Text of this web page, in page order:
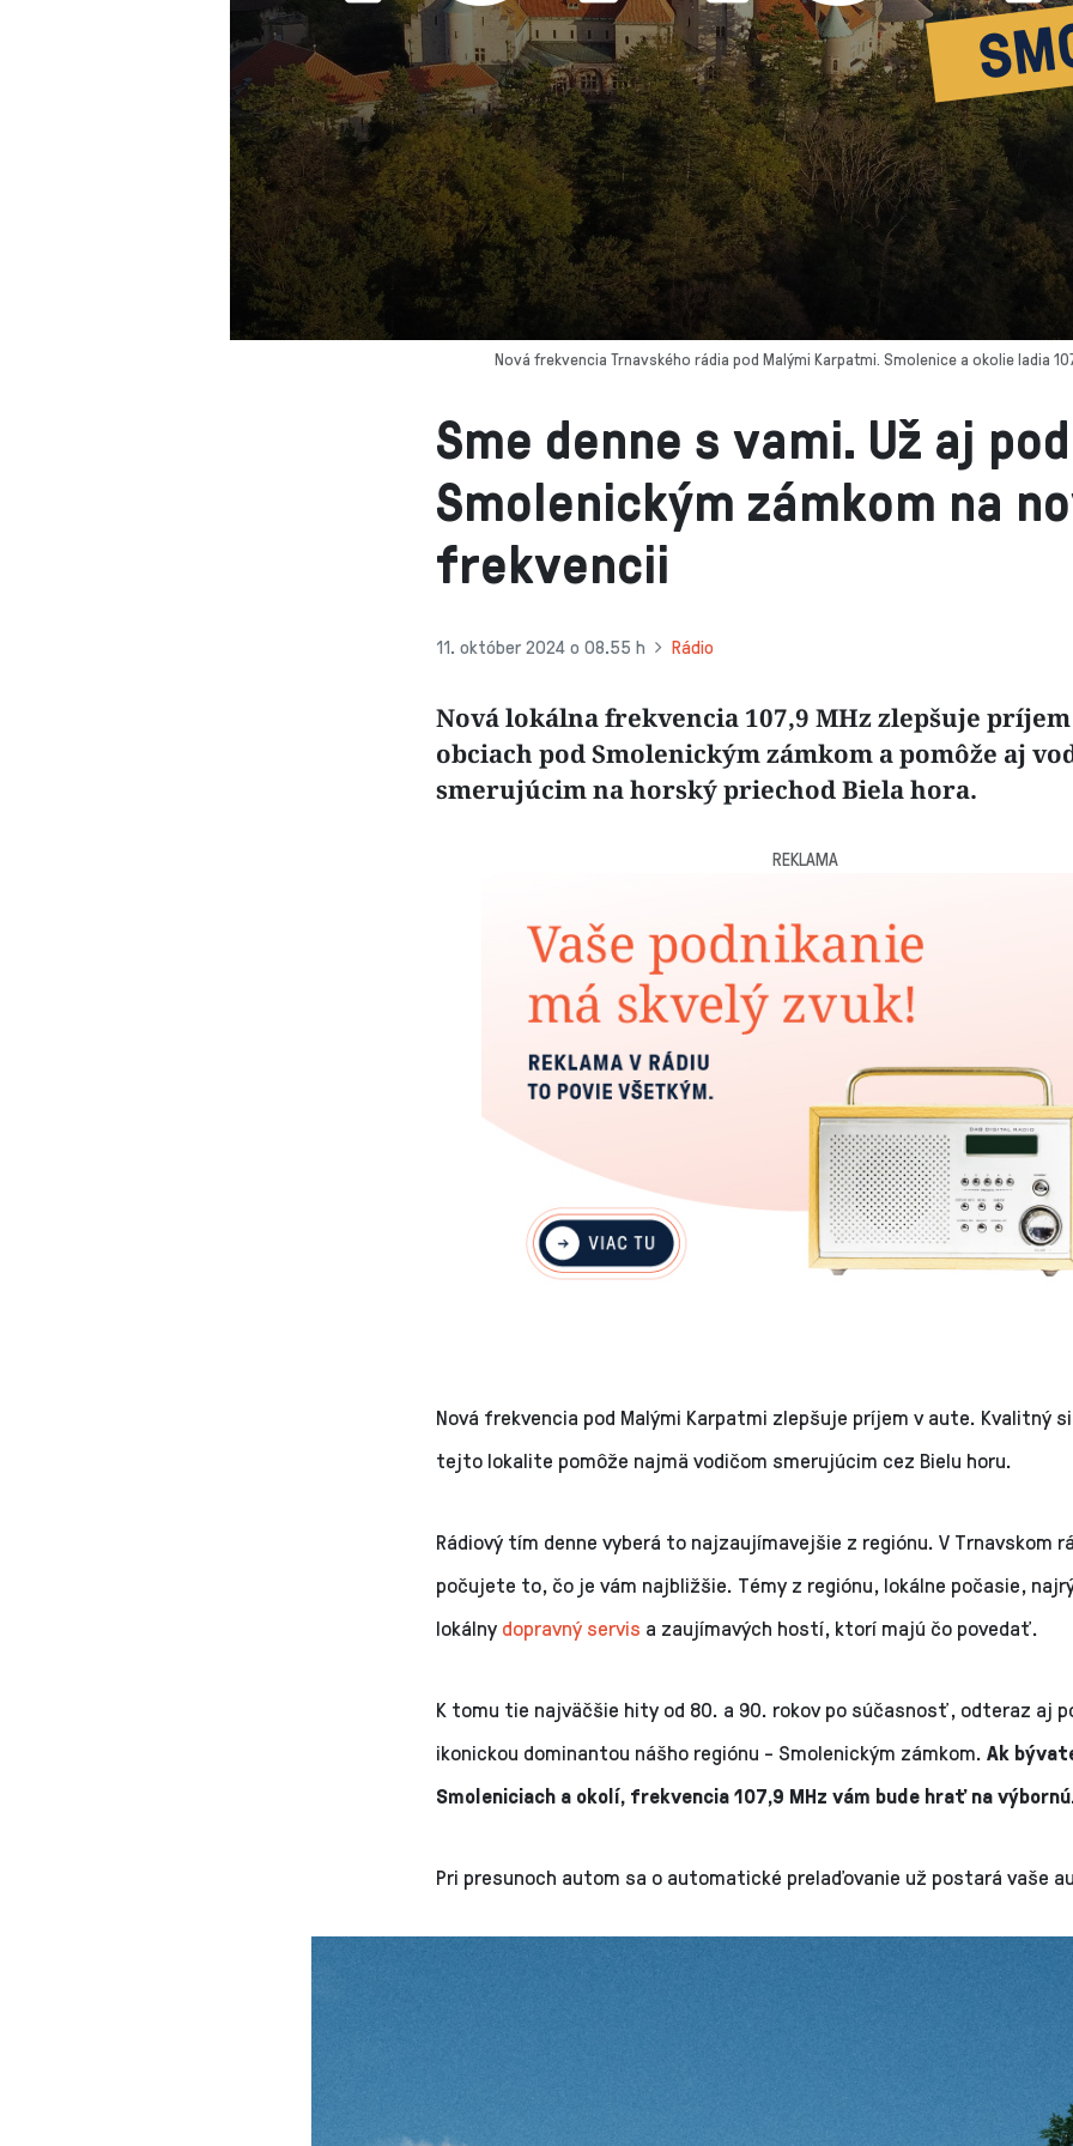
Sme denne s vami. Už aj pod
Smolenickým zámkom na
frekvencii
11. október 2024 o 08.55 h Rádio
Nová lokálna frekvencia 107,9 MHz zlepšuje
obciach pod Smolenickým zámkom a pomôže aj
smerujúcim na horský priechod Biela hora.
Nová frekvencia Trnavského rádia pod Malými Karpatmi. Smolenice a okolie ladia
REKLAMA
Nová frekvencia pod Malými Karpatmi zlepšuje príjem v aute. Kvalitný
tejto lokalite pomôže najmä vodičom smerujúcim cez Bielu horu.
Rádiový tím denne vyberá to najzaujímavejšie z regiónu. V Trnavskom
počujete to, čo je vám najbližšie. Témy z regiónu, lokálne počasie,
lokálny dopravný servis a zaujímavých hostí, ktorí majú čo povedať.
K tomu tie najväčšie hity od 80. a 90. rokov po súčasnosť, odteraz aj
ikonickou dominantou nášho regiónu - Smolenickým zámkom. Ak
Smoleniciach a okolí, frekvencia 107,9 MHz vám bude hrať na
Pri presunoch autom sa o automatické prelaďovanie už postará vaše